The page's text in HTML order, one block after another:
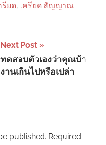
ยด, เครียด สัญญาณ
Next Post
ทดสอบตัวเองว่าคุณบ้า
งานเกินไปหรือเปล่า
published. Required